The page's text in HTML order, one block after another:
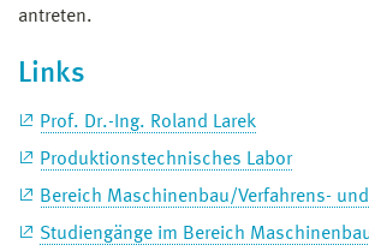
antreten.
Links
Prof. Dr.-Ing. Roland Larek
Produktionstechnisches Labor
Bereich Maschinenbau/Verfahrens-
Studiengänge im Bereich